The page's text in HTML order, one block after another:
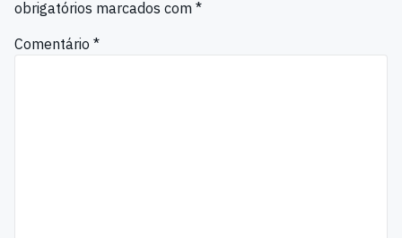
obrigatórios marcados com *
Comentário *